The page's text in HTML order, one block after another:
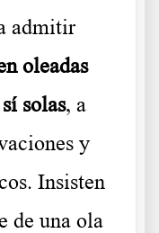
admitir
oleadas
solas, a
y
Insisten
de una ola